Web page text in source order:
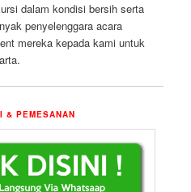
dalam kondisi bersih serta
penyelenggara acara
mereka kepada kami untuk
& PEMESANAN